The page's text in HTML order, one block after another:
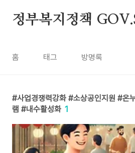
정부복지정책
홈 태그 방명록
사업경쟁력강화 #소상공인지원 #온
램 #내수활성화 1